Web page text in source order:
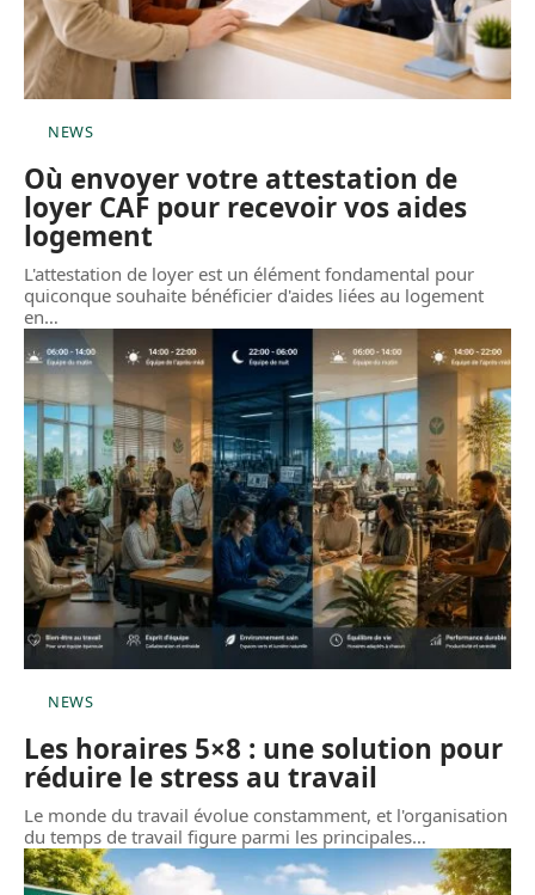
NEWS
Où envoyer votre attestation de
loyer CAF pour recevoir vos aides
logement
L'attestation de loyer est un élément fondamental pour
quiconque souhaite bénéficier d'aides liées au logement
en…
NEWS
Les horaires 5×8 : une solution pour
réduire le stress au travail
Le monde du travail évolue constamment, et l'organisation
du temps de travail figure parmi les principales…